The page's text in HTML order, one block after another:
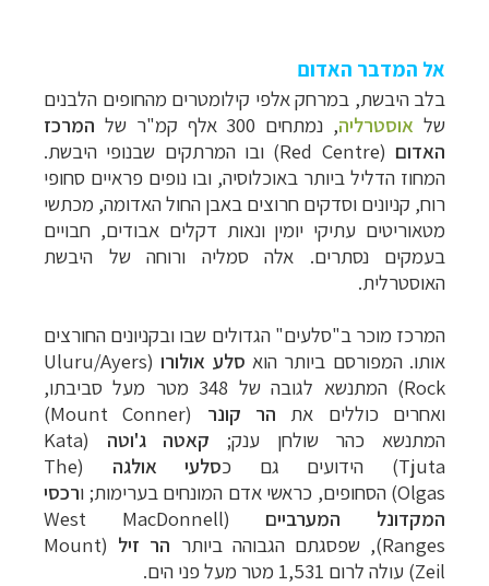
אל המדבר האדום
בלב היבשת, במרחק אלפי קילומטרים מהחופים הלבנים
של אוסטרליה, נמתחים 300 אלף קמ"ר של
המרכז
האדום (Red Centre)
ובו המרתקים שבנופי היבשת.
המחוז הדליל ביותר באוכלוסיה, ובו נופים פראיים סחופי
רוח, קניונים וסדקים חרוצים באבן החול האדומה, מכתשי
מטאוריטים עתיקי יומין ונאות דקלים אבודים, חבויים
בעמקים נסתרים. אלה סמליה ורוחה של היבשת
האוסטרלית.
המרכז מוכר ב"סלעים" הגדולים שבו ובקניונים החורצים
אותו. המפורסם ביותר הוא סלע אולורו(
Uluru/Ayers
Rock
) המתנשא לגובה של 348 מטר מעל סביבתו,
ואחרים כוללים את הר קונר (Mount Conner)
המתנשא כהר שולחן ענק; קאטה ג'וטה
(Kata
Tjuta) ה
ידועים גם כסלעי אולגה
(The
Olgas) הסחופים, כראשי אדם המונחים בערימות; ורכסי
המקדונל המערביים
(West MacDonnell
Ranges), ש
פסגתם הגבוהה ביותר הר זיל (
Mount
Zeil
) עולה לרום 1,531 מטר מעל פני הים.